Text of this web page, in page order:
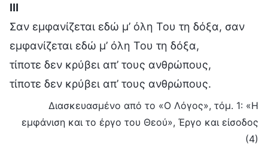
Ⅲ
Σαν εμφανίζεται εδώ μ’ όλη Του τη δόξα, σαν
εμφανίζεται εδώ μ’ όλη Του τη δόξα,
τίποτε δεν κρύβει απ’ τους ανθρώπους,
τίποτε δεν κρύβει απ’ τους ανθρώπους.
Διασκευασμένο από το «Ο Λόγος», τόμ. 1: «Η
εμφάνιση και το έργο του Θεού», Έργο και είσοδος
(4)